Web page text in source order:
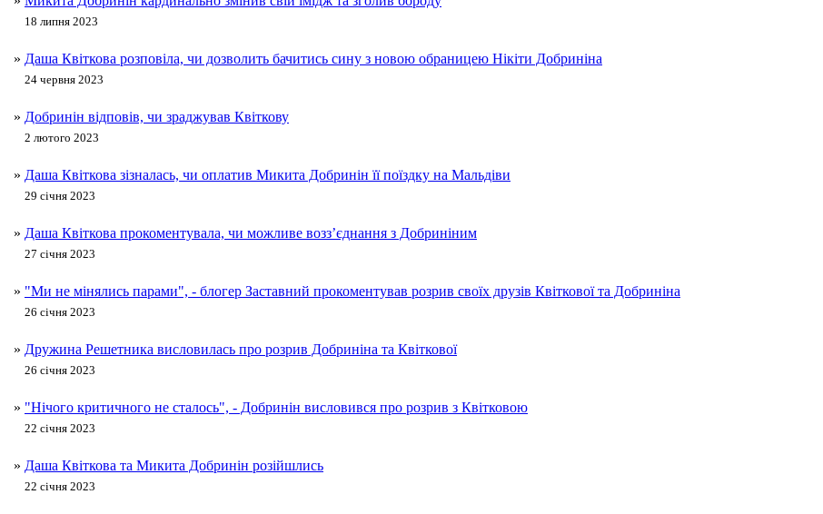
18 липня 2023
» Даша Квіткова розповіла, чи дозволить бачитись сину з новою обраницею Нікіти Добриніна
24 червня 2023
» Добринін відповів, чи зраджував Квіткову
2 лютого 2023
» Даша Квіткова зізналась, чи оплатив Микита Добринін її поїздку на Мальдіви
29 січня 2023
» Даша Квіткова прокоментувала, чи можливе возз’єднання з Добриніним
27 січня 2023
» "Ми не мінялись парами", - блогер Заставний прокоментував розрив своїх друзів Квіткової та Добриніна
26 січня 2023
» Дружина Решетника висловилась про розрив Добриніна та Квіткової
26 січня 2023
» "Нічого критичного не сталось", - Добринін висловився про розрив з Квітковою
22 січня 2023
» Даша Квіткова та Микита Добринін розійшлись
22 січня 2023